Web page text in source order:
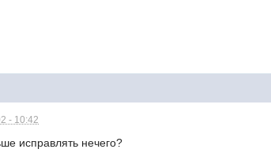
- 10:42
исправлять нечего?